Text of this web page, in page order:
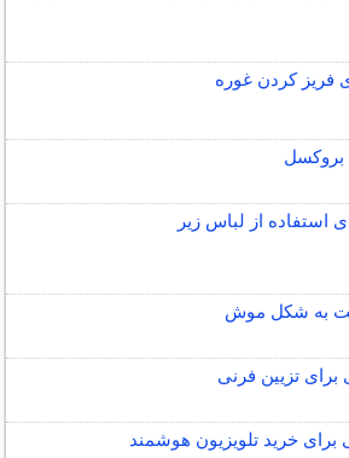
فریز کردن غوره
بروکسل
استفاده از لباس زیر
به شکل موش
برای تزیین فرنی
برای خرید تلویزیون هوشمند